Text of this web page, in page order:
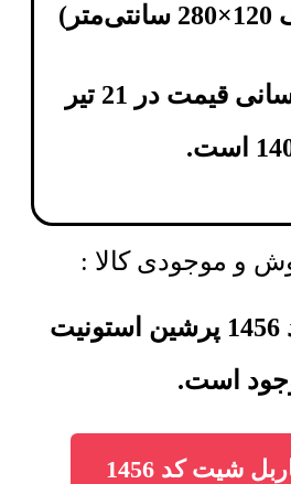
)
آخرین بروزرسانی قیمت در 21 تیر
است.
و موجودی کالا :
ماربل شیت کد 1456 پرشین استونیت
است.
افزودن ماربل شیت کد 1456